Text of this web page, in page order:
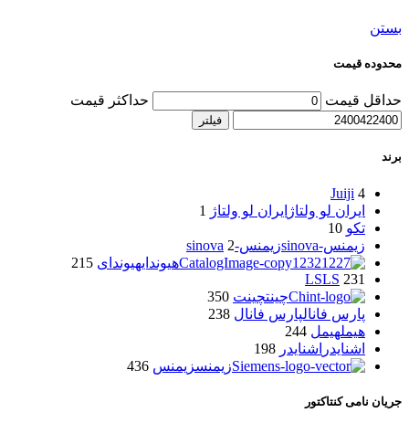
بستن
محدوده قیمت
حداقل قیمت حداکثر قیمت
فیلتر
برند
Juiji 4
ایران لو ولتاژ ایران لو ولتاژ 1
تکو 10
زیمنس-sinova
زیمنس-sinova2
هیوندایهیوندای 215
LSLS 231
چینتچینت 350
پارس فانالپارس فانال 238
هیملهیمل 244
اشنایدر اشنایدر 198
زیمنسزیمنس 436
جریان نامی کنتاکتور